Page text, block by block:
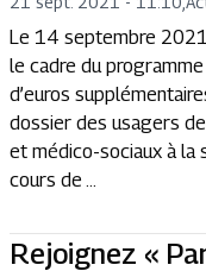
Le 14 septembre 2021,
le cadre du
d’euros
dossier des usagers
et médico-sociaux à la
cours de ...
Rejoignez «